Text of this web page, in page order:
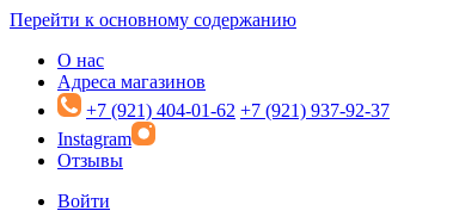
Перейти к основному содержанию
О нас
Адреса магазинов
+7 (921) 404-01-62 +7 (921) 937-92-37
Instagram
Отзывы
Войти